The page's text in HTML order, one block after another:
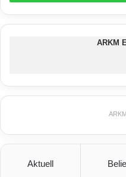
Schiefersteine
durch ihre
ARKM
Aktuell